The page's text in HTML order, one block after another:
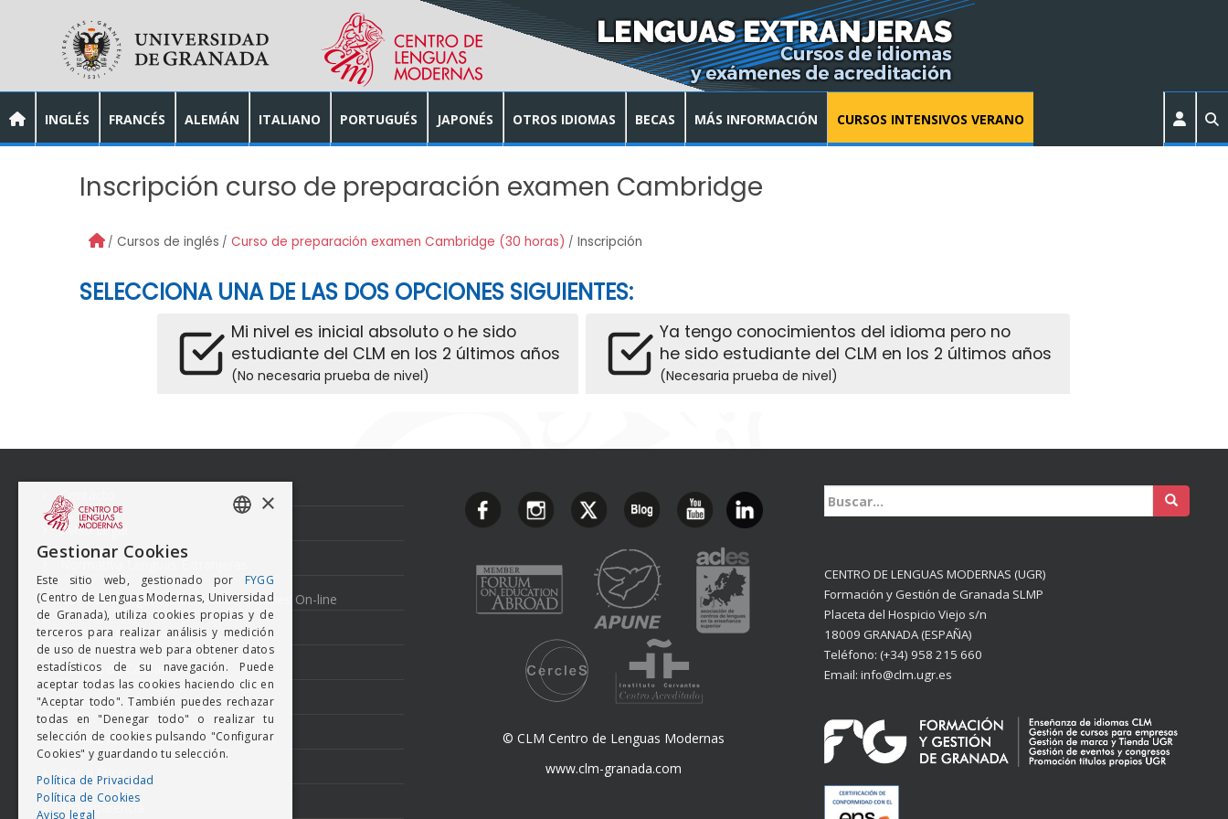
INGLÉS FRANCÉS ALEMÁN ITALIANO PORTUGUÉS JAPONÉS OTROS IDIOMAS BECAS MÁS INFORMACIÓN CURSOS INTENSIVOS VERANO
Inscripción curso de preparación examen Cambridge
Cursos de inglés Curso de preparación examen Cambridge (30 horas) Inscripción
SELECCIONA UNA DE LAS DOS OPCIONES SIGUIENTES:
Mi nivel es inicial absoluto o he sido
estudiante del CLM en los 2 últimos años
(No necesaria prueba de nivel)
Ya tengo conocimientos del idioma pero no
he sido estudiante del CLM en los 2 últimos años
(Necesaria prueba de nivel)
de
Contacto
Aviso Legal
Condiciones generales de inscripciones On-line
Perfil del Contratante
Política de Calidad
Política de Cookies
Politica de Privacidad
Canal Ético
Transparencia
© CLM Centro de Lenguas Modernas
www.clm-granada.com
Buscar:
CENTRO DE LENGUAS MODERNAS (UGR)
Formación y Gestión de Granada SLMP
Placeta del Hospicio Viejo s/n
18009 GRANADA (ESPAÑA)
Teléfono: (+34) 958 215 660
Email: info@clm.ugr.es
×
Gestionar Cookies
Este sitio web, gestionado por FYGG
(Centro de Lenguas Modernas, Universidad
de Granada), utiliza cookies propias y de
terceros para realizar análisis y medición
de uso de nuestra web para obtener datos
estadísticos de su navegación. Puede
aceptar todas las cookies haciendo clic en
"Aceptar todo". También puedes rechazar
todas en "Denegar todo" o realizar tu
selección de cookies pulsando "Configurar
Cookies" y guardando tu selección.
Política de Privacidad
Política de Cookies
Aviso legal